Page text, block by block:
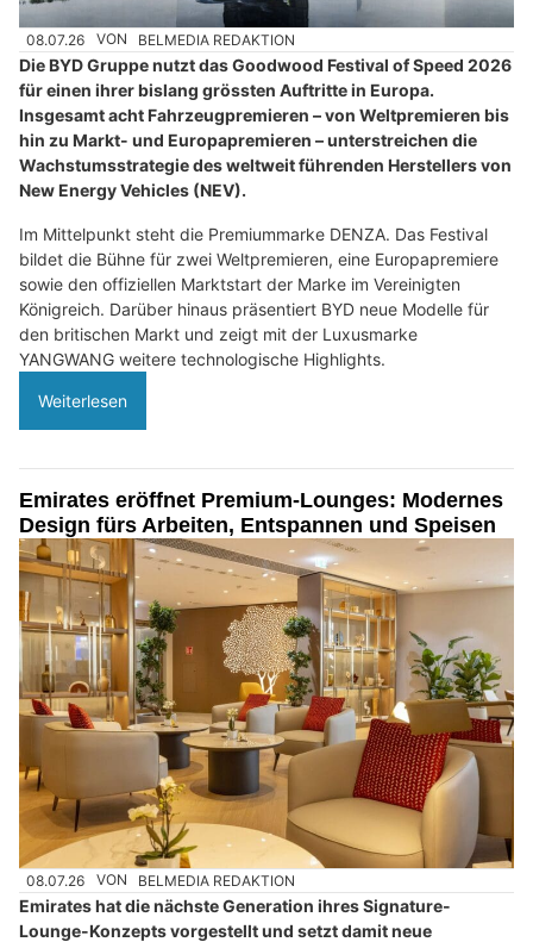
08.07.26 VON BELMEDIA REDAKTION
Die BYD Gruppe nutzt das Goodwood Festival of Speed 2026
für einen ihrer bislang grössten Auftritte in Europa.
Insgesamt acht Fahrzeugpremieren – von Weltpremieren bis
hin zu Markt- und Europapremieren – unterstreichen die
Wachstumsstrategie des weltweit führenden Herstellers von
New Energy Vehicles (NEV).
Im Mittelpunkt steht die Premiummarke DENZA. Das Festival
bildet die Bühne für zwei Weltpremieren, eine Europapremiere
sowie den offiziellen Marktstart der Marke im Vereinigten
Königreich. Darüber hinaus präsentiert BYD neue Modelle für
den britischen Markt und zeigt mit der Luxusmarke
YANGWANG weitere technologische Highlights.
Weiterlesen
Emirates eröffnet Premium-Lounges: Modernes
Design fürs Arbeiten, Entspannen und Speisen
08.07.26 VON BELMEDIA REDAKTION
Emirates hat die nächste Generation ihres Signature-
Lounge-Konzepts vorgestellt und setzt damit neue